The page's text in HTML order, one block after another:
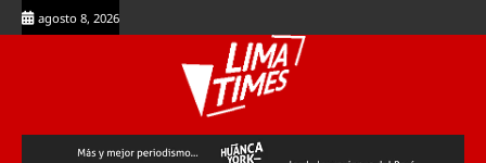
Skip
to
agosto 8, 2026